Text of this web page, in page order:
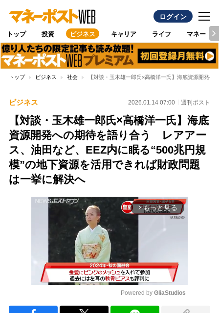
ログイン
トップ 投資 ビジネス キャリア ライフ マネー
トップ ビジネス 社会 【対談・玉木雄一郎氏×高橋洋一氏】海底資源開発
ビジネス 2026.01.14 07:00 週刊ポスト
【対談・玉木雄一郎氏×高橋洋一氏】海底
資源開発への期待を語り合う レアアー
ス、油田など、EEZ内に眠る“500兆円規
模”の地下資源を活用できれば財政問題
は一挙に解決へ
arrow_forward_ios もっと見る
Powered by GliaStudios